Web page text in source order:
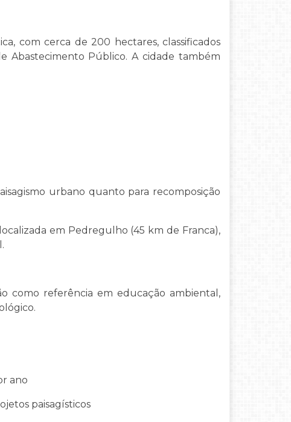
com cerca de 200 hectares, classificados
Abastecimento Público. A cidade também
urbano quanto para recomposição
em Pedregulho (45 km de Franca),
como referência em educação ambiental,
ano
paisagísticos